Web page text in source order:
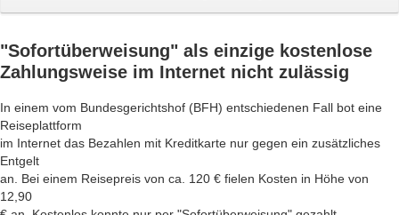
"Sofortüberweisung" als einzige kostenlose
Zahlungsweise im Internet nicht zulässig
In einem vom Bundesgerichtshof (BFH) entschiedenen Fall bot eine
Reiseplattform
im Internet das Bezahlen mit Kreditkarte nur gegen ein zusätzliches
Entgelt
an. Bei einem Reisepreis von ca. 120 € fielen Kosten in Höhe von
12,90